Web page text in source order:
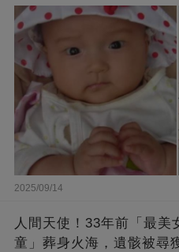
2025/09/14
人間天使！33年前「最美
童」葬身火海，遺骸被尋